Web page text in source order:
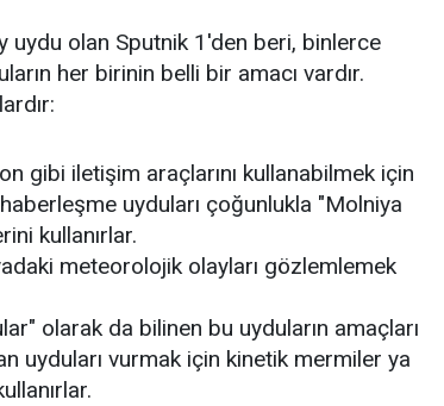
uydu olan Sputnik 1'den beri, binlerce
her birinin belli bir amacı vardır.
gibi iletişim araçlarını kullanabilmek için
uyduları çoğunlukla "Molniya
kullanırlar.
meteorolojik olayları gözlemlemek
olarak da bilinen bu uyduların amaçları
uyduları vurmak için kinetik mermiler ya